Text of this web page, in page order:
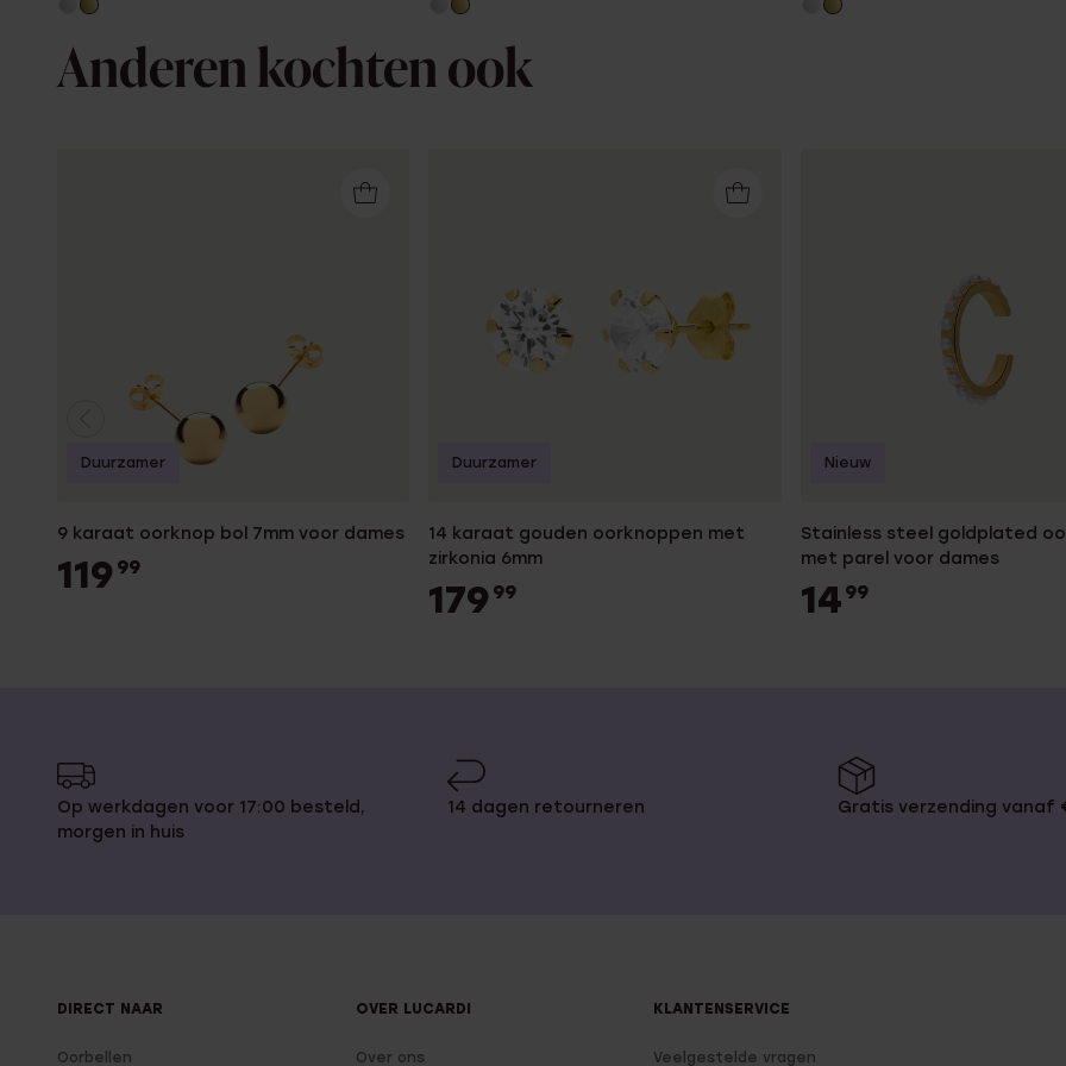
Anderen kochten ook
9 karaat oorknop bol 7mm voor dames
119 99
Duurzamer
14 karaat gouden oorknoppen met
zirkonia 6mm
179 99
Duurzamer
Stainless steel goldplated
met parel voor dames
14 99
Nieuw
Op werkdagen voor 17:00 besteld,
morgen in huis
14 dagen retourneren Gratis verzending vanaf
DIRECT NAAR
Oorbellen
OVER LUCARDI
Over ons
KLANTENSERVICE
Veelgestelde vragen